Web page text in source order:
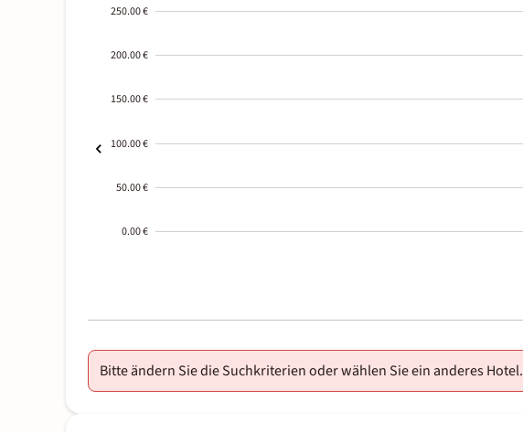
250.00 €
200.00 €
150.00 €
100.00 €
50.00 €
0.00 €
01-02
Bitte ändern Sie die Suchkriterien oder wählen Sie ein anderes Hotel.